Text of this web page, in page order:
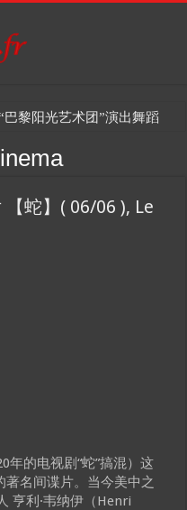
巴黎阳光艺术团”演出舞蹈
【蛇】( 06/06 ), Le
年的电视剧“蛇”搞混）这
名间谍片。当今美中之
亨利·韦纳伊（Henri